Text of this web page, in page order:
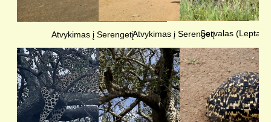
Atvykimas į SerengetįAtvykimas į SerengetįServalas